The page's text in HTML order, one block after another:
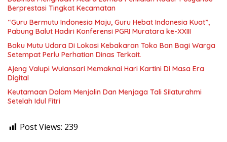
Berprestasi Tingkat Kecamatan
“Guru Bermutu Indonesia Maju, Guru Hebat Indonesia Kuat”,
Pabung Balut Hadiri Konferensi PGRI Muratara ke-XXIII
Baku Mutu Udara Di Lokasi Kebakaran Toko Ban Bagi Warga
Setempat Perlu Perhatian Dinas Terkait.
Ajeng Valupi Wulansari Memaknai Hari Kartini Di Masa Era
Digital
Keutamaan Dalam Menjalin Dan Menjaga Tali Silaturahmi
Setelah Idul Fitri
Post Views: 239